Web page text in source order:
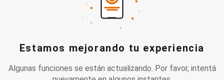
Estamos mejorando tu experiencia
Algunas funciones se están actualizando. Por favor, intentá